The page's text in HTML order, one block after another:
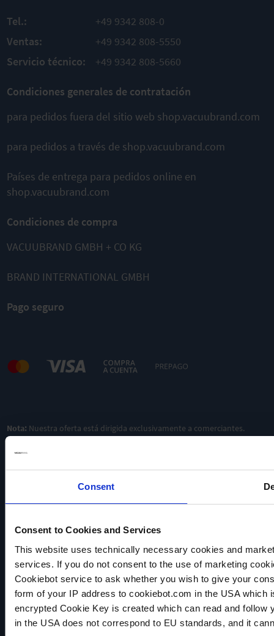
Consent
Consent to Cookies and Services
This website uses technically necessary cookies and
services. If you do not consent to the use of marketing
Cookiebot service to ask whether you wish to give your
form of your IP address to cookiebot.com in the USA
encrypted Cookie Key is created which can read and
in the USA does not correspond to EU standards, and it
Tel.:
+49 9342 808-0
Ventas:
+49 9342 808-5550
Servicio técnico:
+49 9342 808-5660
Condiciones generales de contratación
para pedidos fuera del sitio web shop.vacuubrand.com
para pedidos a través de shop.vacuubrand.com
Países de entrega para pedidos online en
shop.vacuubrand.com
Condiciones de compra
VACUUBRAND GMBH + CO KG
BRAND INTERNATIONAL GMBH
Pago seguro
Nota: Nuestra oferta está dirigida exclusivamente a comerciantes.
VACUUBRAND
Política de privacidad
Imprint
Disclaimer
Cookie settings